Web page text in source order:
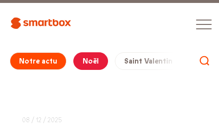
Notre actu Noël Saint Valentin
08 / 12 / 2025